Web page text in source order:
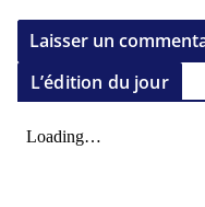
L’édition du jour